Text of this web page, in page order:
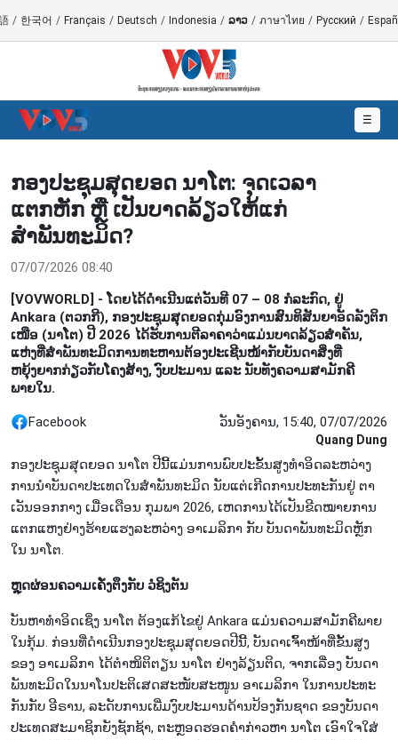
/ 한국어 / Français / Deutsch / Indonesia / ລາວ / ภาษาไทย / Русский /
☰
ກອງປະຊຸມສຸດຍອດ ນາໂຕ: ຈຸດເວລາ
ແຕກຫັກ ຫຼື ເປັນບາດລ້ຽວໃຫ້ແກ່
ສຳພັນທະມິດ?
07/07/2026 08:40
[VOVWORLD] - ໂດຍໄດ້ດຳເນີນແຕ່ວັນທີ 07 – 08 ກໍລະກົດ, ຢູ່
Ankara (ຕວກກີ), ກອງປະຊຸມສຸດຍອດກຸ່ມອົງການສົນທິສັນຍາອັດລັງຕິກ
ເໜືອ (ນາໂຕ) ປີ 2026 ໄດ້ຮັບການຕີລາຄາວ່າແມ່ນບາດລ້ຽວສຳຄັນ,
ແຫ່ງທີ່ສຳພັນທະມິດການທະຫານຕ້ອງປະເຊີນໜ້າກັບບັນດາສິ່ງທີ່
ຫຍຸ້ງຍາກກ່ຽວກັບໂຄງສ້າງ, ງົບປະມານ ແລະ ນັບທັງຄວາມສາມັກຄີ
ພາຍໃນ.
Facebook ວັນອັງຄານ, 15:40, 07/07/2026
Quang Dung
ກອງ​ປະ​ຊຸມ​ສຸ​ດຍອດ ນາ​ໂຕ ປີນີ້ແມ່ນ​ການ​ພົບ​ປະ​ຂັ້ນ​ສູງ​ທຳ​ອິດ​ລະ​ຫວ່າງ​​
ການ​ນຳບັນ​ດາ​ປະ​ເທດ​ໃນ​ສຳ​ພັນ​ທະ​ມິດ ນັບ​ແຕ່​​ເກີດ​ການ​ປະ​ທະ​ກັນ​ຢູ່​ ຕາ​
ເວັນ​ອອກ​ກາງ ເມື່ອ​ເດືອນ ກຸມ​ພາ 2026, ເຫດ​ການ​ໄດ້​​ເປັນ​ຂີດ​ໝາຍ​​ການ​
ແຕກ​ແຫງ​ຢ່າງ​ຮ້າຍ​ແຮງ​ລະ​ຫວ່າງ ອາ​ເມ​ລິ​ກາ ກັບ ບັນ​ດາ​ພັນ​ທະ​ມິດ​ຫຼັກ​​
ໃນ ນາ​ໂຕ.
ຫຼຸດຜ່ອນ​ຄວາມ​ເຄັ່ງ​ຕຶງ​ກັບ ວໍ​ຊິ​ງ​ຕັນ
ບັນ​ຫາ​ທຳ​ອິດ​ເຊິ່ງ ນາ​ໂຕ ຕ້ອງ​ແກ້​ໄຂ​ຢ​ູ່ Ankara ແມ່ນ​ຄວາ​ມສາ​ມັກ​ຄີ​​ພາຍ​
ໃນ​ກຸ້ມ. ກ່ອນ​ທີ່​ດຳ​ເນີນ​ກອງ​ປະ​ຊຸມ​ສຸດ​ຍອດ​ປີນີ້, ບັນ​ດາ​ເຈົ້າ​ໜ້າ​ທີ່​ຂັ້ນ​ສູງ​
ຂອງ ອາ​ເມ​ລິ​ກາ ໄດ້​ຕຳ​ໜິ​ຕິ​ຕຽນ​​ ນາ​ໂຕ ຢ່າງ​ລ້ຽນ​ຕິດ, ຈາກ​ເລື່ອງ ບັນ​ດາ​
ພັນ​ທະ​ມິດ​ໃນ​ນາ​ໂນ​ປະ​ຕິ​ເສດ​ສະ​ໜັບ​ສະ​ໜູນ ອາ​ເມ​ລິ​ກາ ໃນ​ການ​ປະ​ທະ​
ກັນ​ກັບ ອີ​ຣານ, ລະ​ດັບການ​ເພີ່ມ​ງົບ​ປະ​ມານ​ດ້ານປ້ອງ​ກັນ​ຊາດ​ ​ຂອງ​ບັນ​ດາ​
ປະ​ເທດ​ສະ​ມາ​ຊິກຍັງ​​ຊັກ​ຊ້າ, ຕ​ະ​ຫຼອດ​ຮອດ​ຄຳ​ກ່າວ​ຫາ ນາ​ໂຕ ເອົາໃຈ​ໃສ່